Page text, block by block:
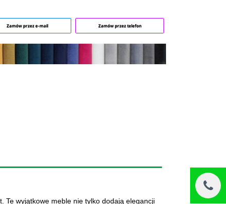
Zamów przez e-mail Zamów przez telefon
Te wyjątkowe meble nie tylko dodają elegancji